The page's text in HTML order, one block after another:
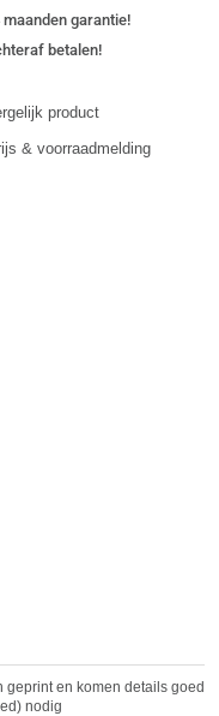
maanden garantie!
betalen!
product
& voorraadmelding
en komen details goed
nodig